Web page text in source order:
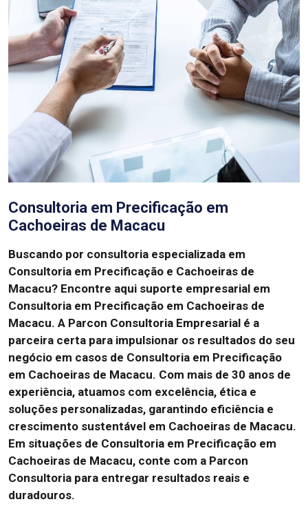
Consultoria em Precificação em
Cachoeiras de Macacu
Buscando por consultoria especializada em
Consultoria em Precificação e Cachoeiras de
Macacu? Encontre aqui suporte empresarial em
Consultoria em Precificação em Cachoeiras de
Macacu. A Parcon Consultoria Empresarial é a
parceira certa para impulsionar os resultados do seu
negócio em casos de Consultoria em Precificação
em Cachoeiras de Macacu. Com mais de 30 anos de
experiência, atuamos com excelência, ética e
soluções personalizadas, garantindo eficiência e
crescimento sustentável em Cachoeiras de Macacu.
Em situações de Consultoria em Precificação em
Cachoeiras de Macacu, conte com a Parcon
Consultoria para entregar resultados reais e
duradouros.